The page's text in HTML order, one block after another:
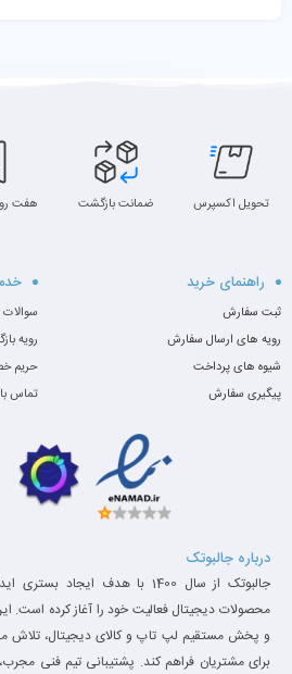
تحویل اکسپرس ضمانت بازگشت هفت
راهنمای خرید
ثبت سفارش
رویه های ارسال سفارش
شیوه های پرداخت
پیگیری سفارش
رویه
حریم
تماس
درباره جالبوتک
جالبوتک از سال 1400 با هدف
محصولات دیجیتال فعالیت خود را آغاز کرده است.
و پخش مستقیم لپ تاپ و کالای دیجیتال، تلاش
برای مشتریان فراهم کند. پشتیبانی تیم فنی